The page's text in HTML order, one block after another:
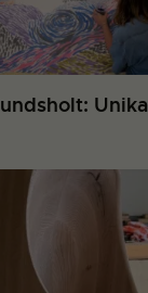
Unika